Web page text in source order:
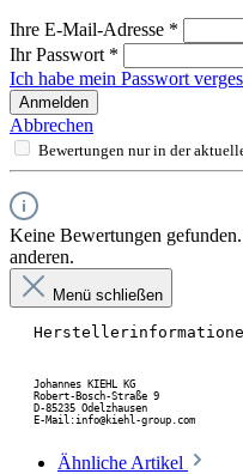
Ihre E-Mail-Adresse *
Ihr Passwort *
Ich habe mein Passwort
Anmelden
Abbrechen
Bewertungen nur in der
Keine Bewertungen
anderen.
Menü schließen
Johannes KIEHL KG
Robert-Bosch-Straße 9
D-85235 Odelzhausen
E-Mail:info@kiehl-group.com
Ähnliche Artikel